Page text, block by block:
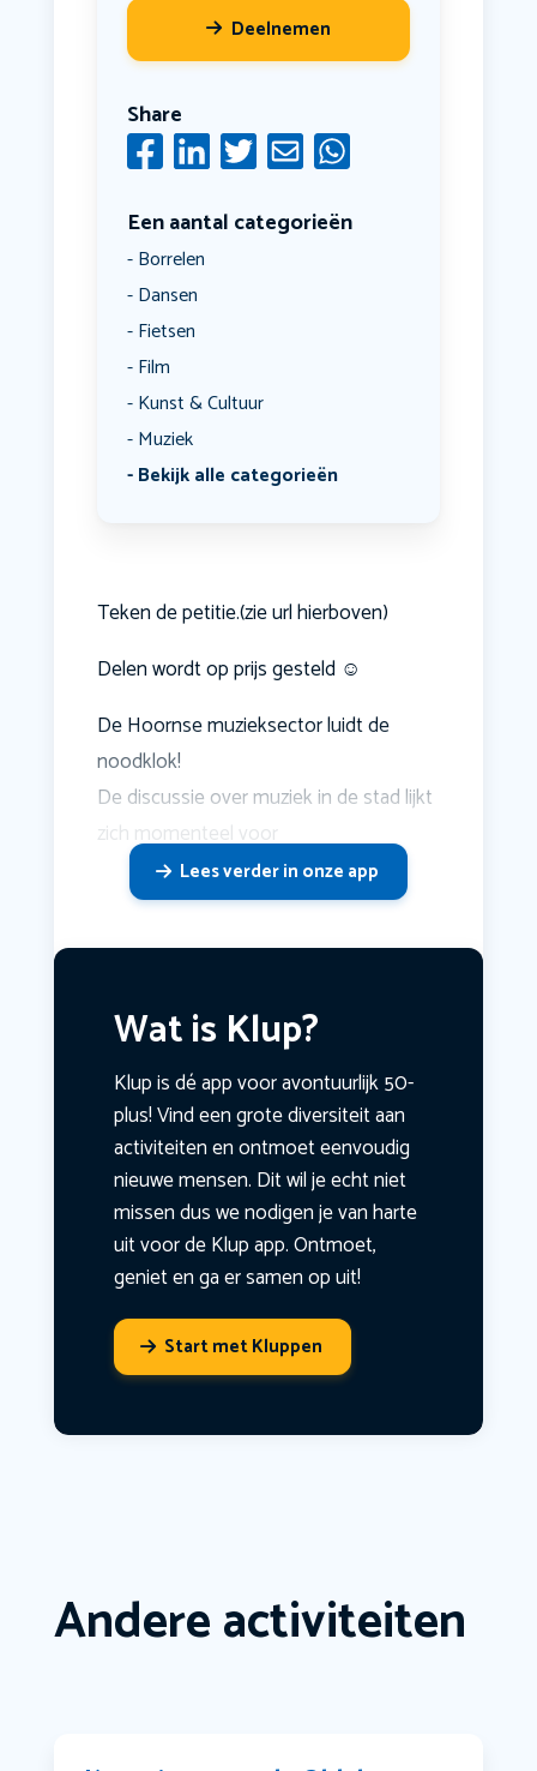
Deelnemen
Share
Een aantal categorieën
Borrelen
Dansen
Fietsen
Film
Kunst & Cultuur
Muziek
Bekijk alle categorieën
Teken de petitie.(zie url hierboven)
Delen wordt op prijs gesteld ☺️
De Hoornse muzieksector luidt de
noodklok!
De discussie over muziek in de stad lijkt
zich momenteel voor
Lees verder in onze app
Wat is Klup?
Klup is dé app voor avontuurlijk 50-
plus! Vind een grote diversiteit aan
activiteiten en ontmoet eenvoudig
nieuwe mensen. Dit wil je echt niet
missen dus we nodigen je van harte
uit voor de Klup app. Ontmoet,
geniet en ga er samen op uit!
Start met Kluppen
Andere activiteiten